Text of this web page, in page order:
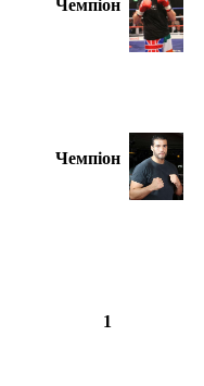
Чемпіон
Чемпіон
1